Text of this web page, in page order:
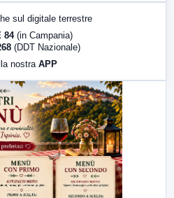
LabNews (replica)
LabNews (replica)
sul digitale terrestre
84 (in Campania)
(DDT Nazionale)
nostra APP